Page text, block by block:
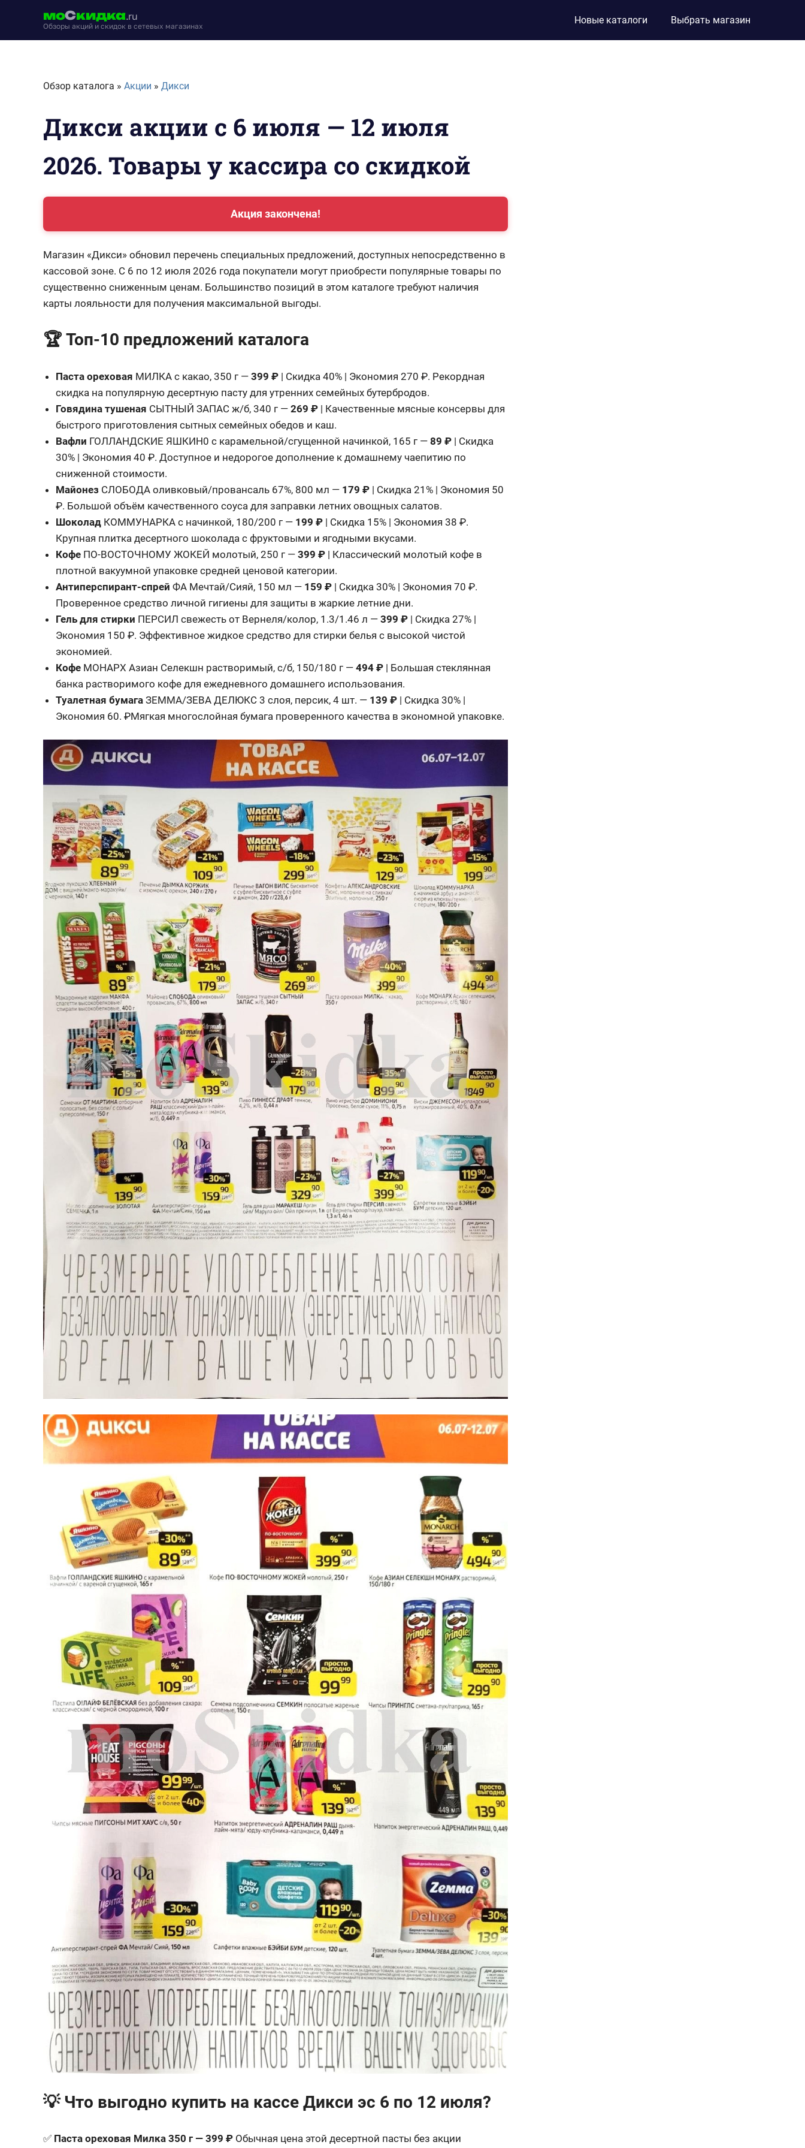
моСкидка.ru
Обзоры акций и скидок в сетевых магазинах
moskidka.ru
Новые каталоги Выбрать магазин
Обзор каталога » Акции » Дикси
Дикси акции с 6 июля — 12 июля
2026. Товары у кассира со скидкой
Акция закончена!
Магазин «Дикси» обновил перечень специальных предложений, доступных непосредственно в
кассовой зоне. С 6 по 12 июля 2026 года покупатели могут приобрести популярные товары по
существенно сниженным ценам. Большинство позиций в этом каталоге требуют наличия
карты лояльности для получения максимальной выгоды.
🏆 Топ-10 предложений каталога
Паста ореховая МИЛКА с какао, 350 г —399 ₽ | Скидка 40% | Экономия 270 ₽. Рекордная
скидка на популярную десертную пасту для утренних семейных бутербродов.
Говядина тушеная СЫТНЫЙ ЗАПАС ж/б, 340 г —269 ₽ | Качественные мясные консервы для
быстрого приготовления сытных семейных обедов и каш.
Вафли ГОЛЛАНДСКИЕ ЯШКИН0 с карамельной/сгущенной начинкой, 165 г —89 ₽ | Скидка
30% | Экономия 40 ₽. Доступное и недорогое дополнение к домашнему чаепитию по
сниженной стоимости.
Майонез СЛОБОДА оливковый/провансаль 67%, 800 мл — 179 ₽ | Скидка 21% | Экономия 50
₽. Большой объём качественного соуса для заправки летних овощных салатов.
Шоколад КОММУНАРКА с начинкой, 180/200 г — 199 ₽ | Скидка 15% | Экономия 38 ₽.
Крупная плитка десертного шоколада с фруктовыми и ягодными вкусами.
Кофе ПО-ВОСТОЧНОМУ ЖОКЕЙ молотый, 250 г —399 ₽ | Классический молотый кофе в
плотной вакуумной упаковке средней ценовой категории.
Антиперспирант-спрей ФА Мечтай/Сияй, 150 мл — 159 ₽ | Скидка 30% | Экономия 70 ₽.
Проверенное средство личной гигиены для защиты в жаркие летние дни.
Гель для стирки ПЕРСИЛ свежесть от Вернеля/колор, 1.3/1.46 л —399 ₽ | Скидка 27% |
Экономия 150 ₽. Эффективное жидкое средство для стирки белья с высокой чистой
экономией.
Кофе МОНАРХ Азиан Селекшн растворимый, с/б, 150/180 г —494 ₽ | Большая стеклянная
банка растворимого кофе для ежедневного домашнего использования.
Туалетная бумага ЗЕММА/ЗЕВА ДЕЛЮКС 3 слоя, персик, 4 шт. — 139 ₽ | Скидка 30% |
Экономия 60. ₽Мягкая многослойная бумага проверенного качества в экономной упаковке.
💡 Что выгодно купить на кассе Дикси эс 6 по 12 июля?
✅ Паста ореховая Милка 350 г — 399 ₽ Обычная цена этой десертной пасты без акции